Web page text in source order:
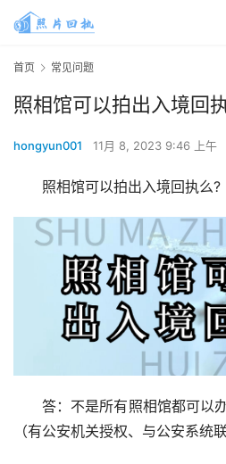
首页 常见问题
照相馆可以拍出入境回
hongyun001 11月 8, 2023 9:46 上午
照相馆可以拍出入境回执么?
答：不是所有照相馆都可以
（有公安机关授权、与公安系统联